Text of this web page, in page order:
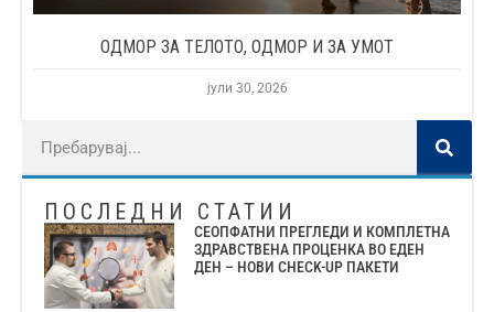
ОДМОР ЗА ТЕЛОТО, ОДМОР И ЗА УМОТ
јули 30, 2026
ПОСЛЕДНИ СТАТИИ
СЕОПФАТНИ ПРЕГЛЕДИ И КОМПЛЕТНА
ЗДРАВСТВЕНА ПРОЦЕНКА ВО ЕДЕН
ДЕН – НОВИ CHECK-UP ПАКЕТИ